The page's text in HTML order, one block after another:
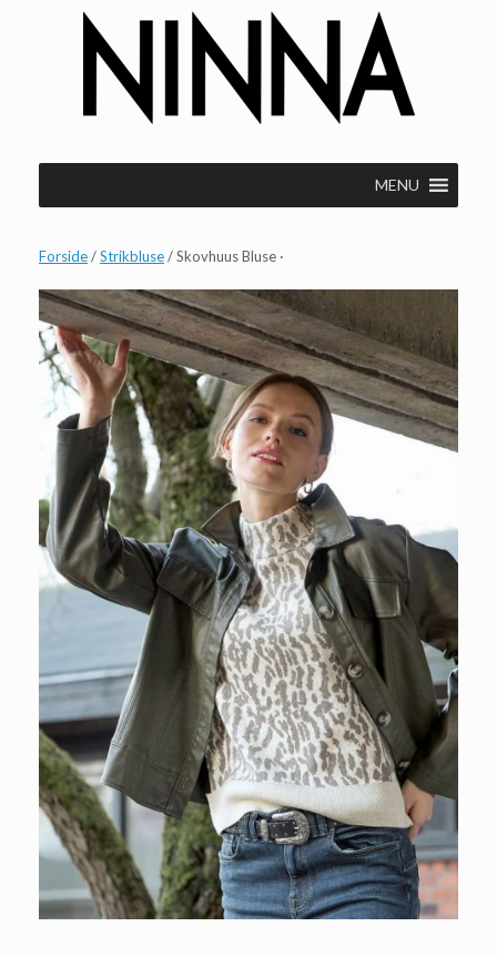
MENU
Forside/Strikbluse/ Skovhuus Bluse ·